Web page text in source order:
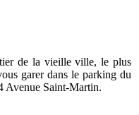
de la vieille ville, le plus
garer dans le parking du
Avenue Saint-Martin.